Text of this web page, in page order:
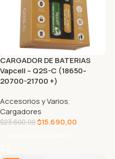
CARGADOR DE BATERIAS
Vapcell – Q2S-C (18650-
20700-21700 +)
Accesorios y Varios,
Cargadores
$23.600,00$15.690,00